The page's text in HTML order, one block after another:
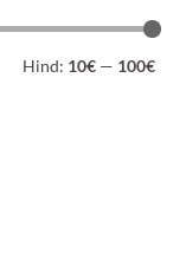
Hind: 10€ — 100€